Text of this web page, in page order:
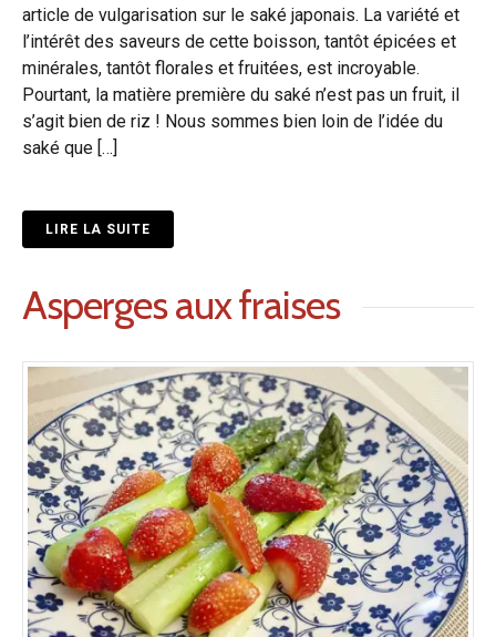
article de vulgarisation sur le saké japonais. La variété et
l’intérêt des saveurs de cette boisson, tantôt épicées et
minérales, tantôt florales et fruitées, est incroyable.
Pourtant, la matière première du saké n’est pas un fruit, il
s’agit bien de riz ! Nous sommes bien loin de l’idée du
saké que […]
LIRE LA SUITE
Asperges aux fraises